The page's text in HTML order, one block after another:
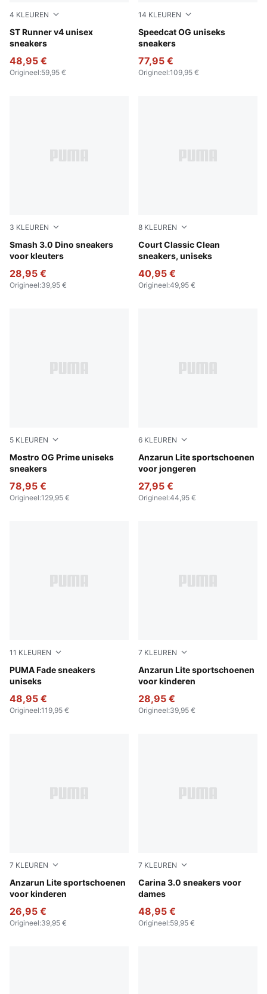
4 KLEUREN
ST Runner v4 unisex
sneakers
PUMA Black-Shadow Gray
48,95 €
Origineel:59,95 €
14 KLEUREN
Speedcat OG uniseks
sneakers
Haute Coffee-Frosted Ivory
77,95 €
Origineel:109,95 €
3 KLEUREN
Smash 3.0 Dino sneakers
voor kleuters
PUMA White-Green Fruit-Vibrant Blue
28,95 €
Origineel:39,95 €
8 KLEUREN
Court Classic Clean
sneakers, uniseks
PUMA White-PUMA Black
40,95 €
Origineel:49,95 €
5 KLEUREN
Mostro OG Prime uniseks
sneakers
PUMA Black-PUMA Black
78,95 €
Origineel:129,95 €
6 KLEUREN
Anzarun Lite sportschoenen
voor jongeren
PUMA Black-PUMA White
27,95 €
Origineel:44,95 €
11 KLEUREN
PUMA Fade sneakers
uniseks
PUMA Black-Cool Dark Gray-PUMA Silver
48,95 €
Origineel:119,95 €
7 KLEUREN
Anzarun Lite sportschoenen
voor kinderen
Peach Smoothie-PUMA
28,95 €
Origineel:39,95 €
7 KLEUREN
Anzarun Lite sportschoenen
voor kinderen
PUMA Black-PUMA White
26,95 €
Origineel:39,95 €
7 KLEUREN
Carina 3.0 sneakers voor
dames
PUMA White-PUMA Black-
48,95 €
Origineel:59,95 €